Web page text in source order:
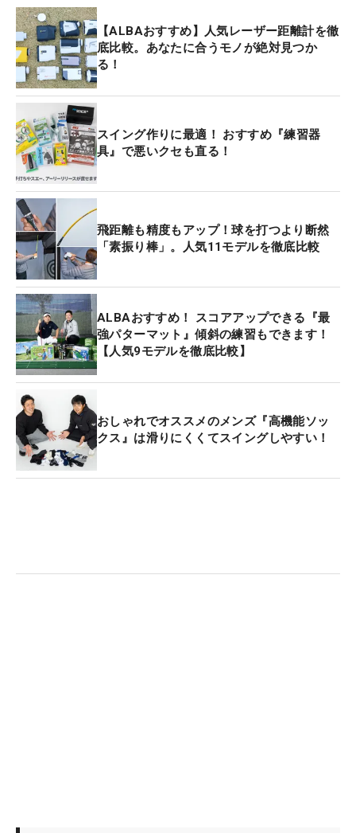
【ALBAおすすめ】人気レーザー距離計を徹
底比較。あなたに合うモノが絶対見つか
る！
スイング作りに最適！ おすすめ『練習器
具』で悪いクセも直る！
飛距離も精度もアップ！球を打つより断然
「素振り棒」。人気11モデルを徹底比較
ALBAおすすめ！ スコアアップできる『最
強パターマット』傾斜の練習もできます！
【人気9モデルを徹底比較】
おしゃれでオススメのメンズ『高機能ソッ
クス』は滑りにくくてスイングしやすい！